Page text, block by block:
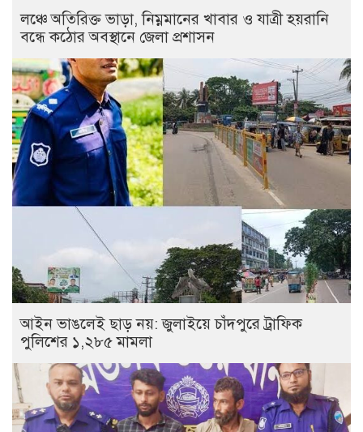
লঞ্চে অতিরিক্ত ভাড়া, নিম্নমানের খাবার ও যাত্রী হয়রানি
বন্ধে কঠোর অবস্থানে জেলা প্রশাসন
আইন ভাঙলেই ছাড় নয়: জুলাইয়ে চাঁদপুরে ট্রাফিক
পুলিশের ১,২৮৫ মামলা